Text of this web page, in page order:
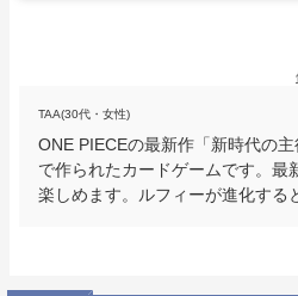
TAA(30代・女性)
ONE PIECEの最新作「新時代の
で作られたカードゲームです。最
楽しめます。ルフィーが進化する